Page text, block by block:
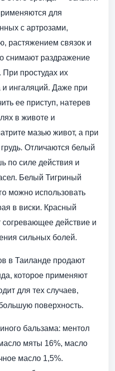
для
с артрозами,
растяжением связок и
снимают раздражение
При простудах их
ингаляций. Даже при
ее приступ, натерев
в животе и
мазью живот, а при
Отличаются белый
по силе действия и
Белый Тигриный
можно использовать
в виски. Красный
действие и
сильных болей.
в Таиланде продают
которое применяют
для тех случаев,
поверхность.
бальзама: ментол
мяты 16%, масло
масло 1,5%.